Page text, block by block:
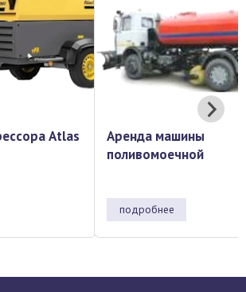
Аренда мини-
Bobcat-773
подробнее